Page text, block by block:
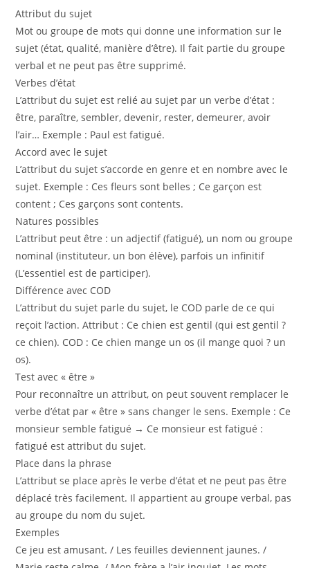
Attribut du sujet
Mot ou groupe de mots qui donne une information sur le
sujet (état, qualité, manière d’être). Il fait partie du groupe
verbal et ne peut pas être supprimé.
Verbes d’état
L’attribut du sujet est relié au sujet par un verbe d’état :
être, paraître, sembler, devenir, rester, demeurer, avoir
l’air… Exemple : Paul est fatigué.
Accord avec le sujet
L’attribut du sujet s’accorde en genre et en nombre avec le
sujet. Exemple : Ces fleurs sont belles ; Ce garçon est
content ; Ces garçons sont contents.
Natures possibles
L’attribut peut être : un adjectif (fatigué), un nom ou groupe
nominal (instituteur, un bon élève), parfois un infinitif
(L’essentiel est de participer).
Différence avec COD
L’attribut du sujet parle du sujet, le COD parle de ce qui
reçoit l’action. Attribut : Ce chien est gentil (qui est gentil ?
ce chien). COD : Ce chien mange un os (il mange quoi ? un
os).
Test avec « être »
Pour reconnaître un attribut, on peut souvent remplacer le
verbe d’état par « être » sans changer le sens. Exemple : Ce
monsieur semble fatigué → Ce monsieur est fatigué :
fatigué est attribut du sujet.
Place dans la phrase
L’attribut se place après le verbe d’état et ne peut pas être
déplacé très facilement. Il appartient au groupe verbal, pas
au groupe du nom du sujet.
Exemples
Ce jeu est amusant. / Les feuilles deviennent jaunes. /